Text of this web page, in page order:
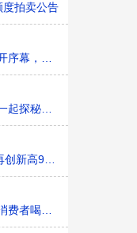
度拍卖公告
序幕，探寻社区花园里的
起探秘家门口的“魔法花园”
新高9%利润率目标不变
费者喝上奶、喝好奶、喝